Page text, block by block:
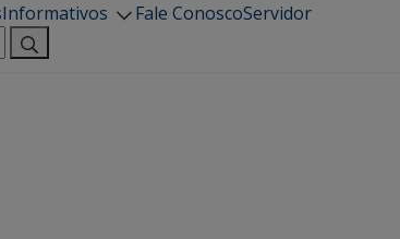
Informativos Fale ConoscoServidor